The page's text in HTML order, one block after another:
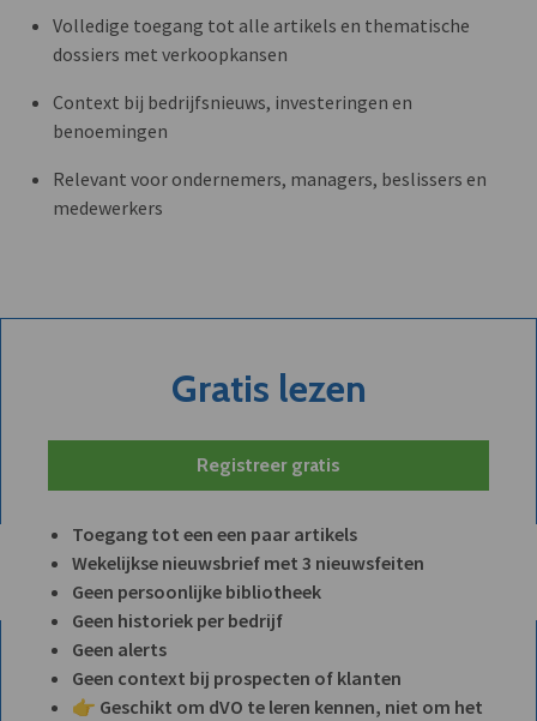
Volledige toegang tot alle artikels en thematische
dossiers met verkoopkansen
Context bij bedrijfsnieuws, investeringen en
benoemingen
Relevant voor ondernemers, managers, beslissers en
medewerkers
Gratis lezen
Registreer gratis
Toegang tot een een paar artikels
Wekelijkse nieuwsbrief met 3 nieuwsfeiten
Geen persoonlijke bibliotheek
Geen historiek per bedrijf
Geen alerts
Geen context bij prospecten of klanten
👉 Geschikt om dVO te leren kennen, niet om het